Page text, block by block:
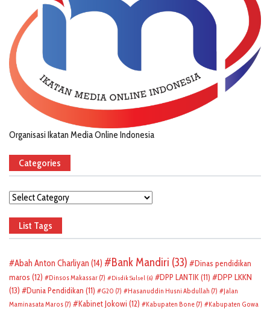
Organisasi Ikatan Media Online Indonesia
Categories
Categories
List Tags
Abah Anton Charliyan (14) Bank Mandiri (33)
Dinas pendidikan
maros (12) Dinsos Makassar (7) Disdik Sulsel (6) DPP LANTIK(11)
DPP LKKN
(13)
Dunia Pendidikan (11) G20 (7) Hasanuddin Husni Abdullah (7)
Jalan
Maminasata Maros (7) Kabinet Jokowi (12) Kabupaten Bone (7) Kabupaten Gowa